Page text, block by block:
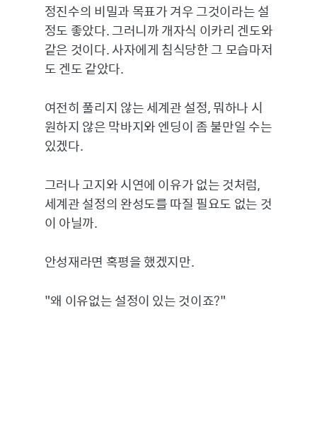
정진수의 비밀과 목표가 겨우 그것이라는 설
정도 좋았다. 그러니까 개자식 이카리 겐도와
같은 것이다. 사자에게 침식당한 그 모습마저
도 겐도 같았다.
여전히 풀리지 않는 세계관 설정, 뭐하나 시
원하지 않은 막바지와 엔딩이 좀 불만일 수는
있겠다.
그러나 고지와 시연에 이유가 없는 것처럼,
세계관 설정의 완성도를 따질 필요도 없는 것
이 아닐까.
안성재라면 혹평을 했겠지만.
"왜 이유없는 설정이 있는 것이죠?"